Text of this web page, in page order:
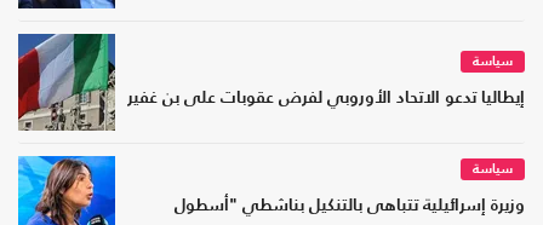
سياسة
إيطاليا تدعو الاتحاد الأوروبي لفرض عقوبات على بن غفير
سياسة
وزيرة إسرائيلية تتباهى بالتنكيل بناشطي "أسطول